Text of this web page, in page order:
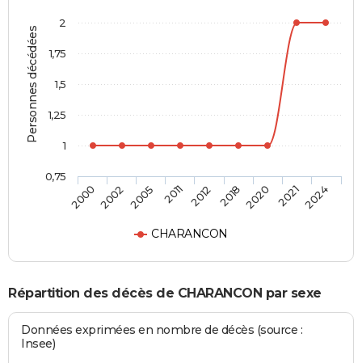
Personnes décédées
CHARANCON
2000 2002 2005 2011 2012 2018 2020 20212024
0,75
1
1,25
1,5
1,75
2
Répartition des décès de CHARANCON par sexe
Données exprimées en nombre de décès (source :
Insee)